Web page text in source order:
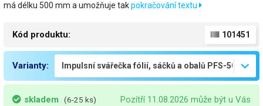
má délku 500 mm a umožňuje takpokračování textu
Kód produktu: 101451
Varianty:
skladem (6-25 ks) Pozítří 11.08.2026 může být u Vás